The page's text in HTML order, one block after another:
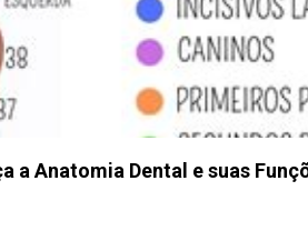
a Anatomia Dental e suas